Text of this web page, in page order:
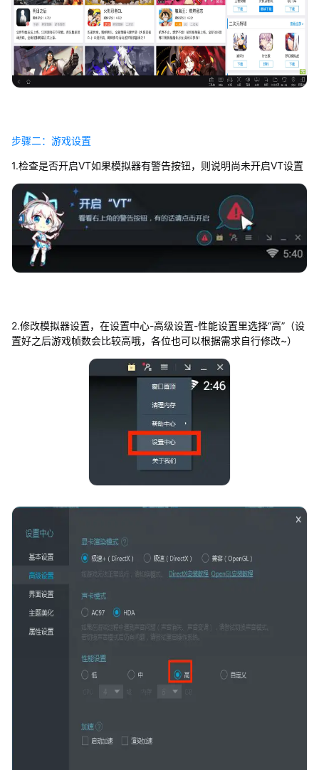
步骤二：游戏设置
1.检查是否开启VT如果模拟器有警告按钮，则说明尚未开启VT设置
2.修改模拟器设置，在设置中心-高级设置-性能设置里选择“高”（设
置好之后游戏帧数会比较高哦，各位也可以根据需求自行修改~）